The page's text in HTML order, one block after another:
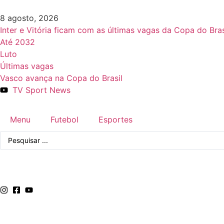
8 agosto, 2026
Inter e Vitória ficam com as últimas vagas da Copa do
Até 2032
Luto
Últimas vagas
Vasco avança na Copa do Brasil
TV Sport News
Menu Futebol Esportes